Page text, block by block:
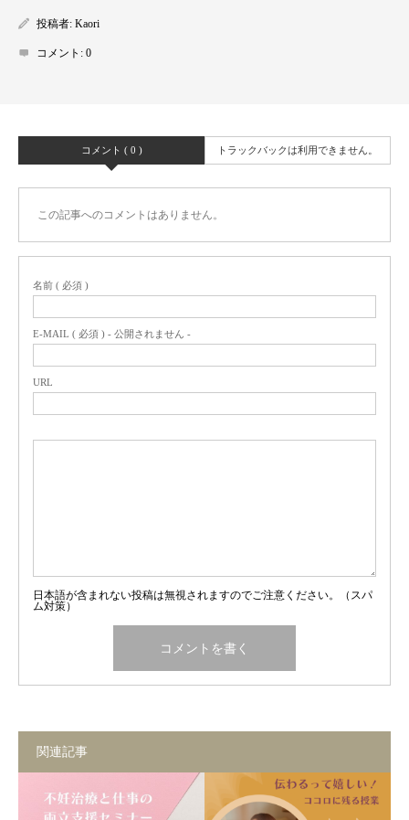
投稿者: Kaori
コメント: 0
コメント ( 0 ) トラックバックは利用できません。
この記事へのコメントはありません。
名前 ( 必須 )
E-MAIL ( 必須 ) - 公開されません -
URL
日本語が含まれない投稿は無視されますのでご注意ください。（スパ
ム対策）
関連記事